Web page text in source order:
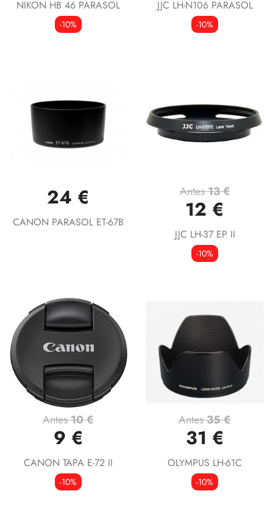
NIKON HB 46 PARASOL
-10%
JJC LH-N106 PARASOL
-10%
24 €
CANON PARASOL ET-67B
Antes13 €
12 €
JJC LH-37 EP II
-10%
Antes10 €
9 €
CANON TAPA E-72 II
-10%
Antes35 €
31 €
OLYMPUS LH-61C
-10%